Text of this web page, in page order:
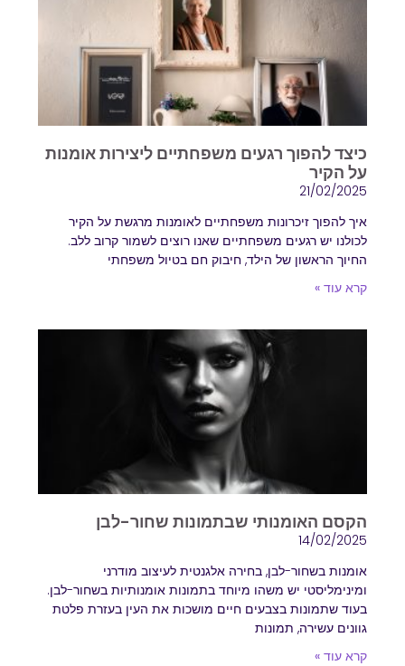
כיצד להפוך רגעים משפחתיים ליצירות אומנות
על הקיר
21/02/2025
איך להפוך זיכרונות משפחתיים לאומנות מרגשת על הקיר
לכולנו יש רגעים משפחתיים שאנו רוצים לשמור קרוב ללב.
החיוך הראשון של הילד, חיבוק חם בטיול משפחתי
קרא עוד »
הקסם האומנותי שבתמונות שחור-לבן
14/02/2025
אומנות בשחור-לבן, בחירה אלגנטית לעיצוב מודרני
ומינימליסטי יש משהו מיוחד בתמונות אומנותיות בשחור-לבן.
בעוד שתמונות בצבעים חיים מושכות את העין בעזרת פלטת
גוונים עשירה, תמונות
קרא עוד »